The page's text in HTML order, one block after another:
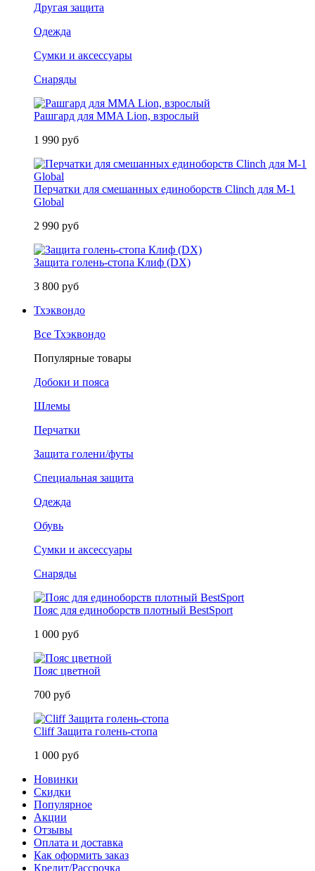
Другая защита
Одежда
Сумки и аксессуары
Снаряды
Рашгард для MMA Lion, взрослый
1 990 руб
Перчатки для смешанных единоборств Clinch для M-1
Global
2 990 руб
Защита голень-стопа Клиф (DX)
3 800 руб
Тхэквондо
Все Тхэквондо
Популярные товары
Добоки и пояса
Шлемы
Перчатки
Защита голени/футы
Специальная защита
Одежда
Обувь
Сумки и аксессуары
Снаряды
Пояс для единоборств плотный BestSport
1 000 руб
Пояс цветной
700 руб
Cliff Защита голень-стопа
1 000 руб
Новинки
Скидки
Популярное
Акции
Отзывы
Оплата и доставка
Как оформить заказ
Кредит/Рассрочка